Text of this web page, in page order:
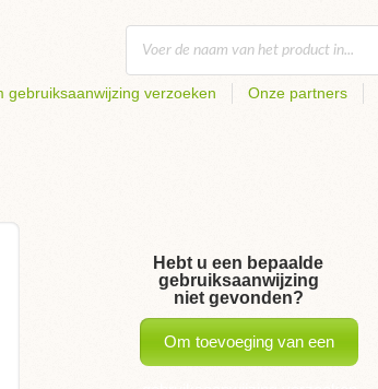
gebruiksaanwijzing verzoeken Onze partners
Hebt u een bepaalde
gebruiksaanwijzing
niet gevonden?
Om toevoeging van een